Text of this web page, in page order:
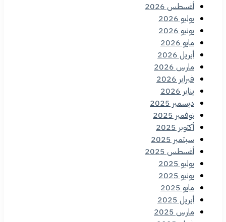
أغسطس 2026
يوليو 2026
يونيو 2026
مايو 2026
أبريل 2026
مارس 2026
فبراير 2026
يناير 2026
ديسمبر 2025
نوفمبر 2025
أكتوبر 2025
سبتمبر 2025
أغسطس 2025
يوليو 2025
يونيو 2025
مايو 2025
أبريل 2025
مارس 2025